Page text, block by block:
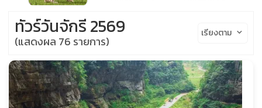
travel_explore
calendar_month
search
ทัวร์วันจักรี 2569
(แสดงผล 76 รายการ)
เรียงตาม keyboard_arrow_down